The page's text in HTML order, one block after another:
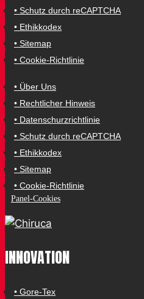
• Schutz durch reCAPTCHA
• Ethikkodex
• Sitemap
• Cookie-Richtlinie
• Über Uns
• Rechtlicher Hinweis
• Datenschurzrichtlinie
• Schutz durch reCAPTCHA
• Ethikkodex
• Sitemap
• Cookie-Richtlinie
Panel-Cookies
INNOVATION
• Gore-Tex